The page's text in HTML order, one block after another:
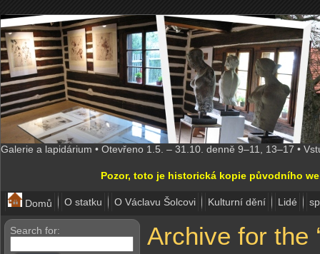
Galerie a lapidárium • Otevřeno 1.5. – 31.10. denně 9–11, 13–17 •
Pozor, toto je historická kopie původního
Domů O statku O Václavu Šolcovi Kulturní dění Lidé
Search for: Archive for the